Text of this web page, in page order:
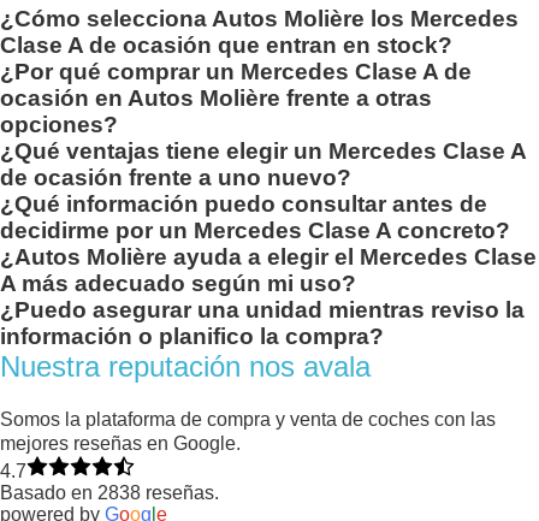
¿Cómo selecciona Autos Molière los Mercedes
Clase A de ocasión que entran en stock?
¿Por qué comprar un Mercedes Clase A de
ocasión en Autos Molière frente a otras
opciones?
¿Qué ventajas tiene elegir un Mercedes Clase A
de ocasión frente a uno nuevo?
¿Qué información puedo consultar antes de
decidirme por un Mercedes Clase A concreto?
¿Autos Molière ayuda a elegir el Mercedes Clase
A más adecuado según mi uso?
¿Puedo asegurar una unidad mientras reviso la
información o planifico la compra?
Nuestra reputación nos avala
Somos la plataforma de compra y venta de coches con las
mejores reseñas en Google.
4.7
Basado en 2838 reseñas.
powered by Goog e